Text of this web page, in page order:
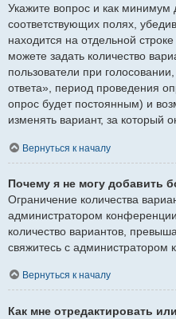
Укажите вопрос и как минимум
соответствующих полях,
находится на отдельной
можете задать количество
пользователи при
ответа», период проведения
опрос будет постоянным) и
изменять вариант, за который
Вернуться к началу
Почему я не могу добавить
Ограничение количества
администратором
количество вариантов,
свяжитесь с администратором
Вернуться к началу
Как мне отредактировать